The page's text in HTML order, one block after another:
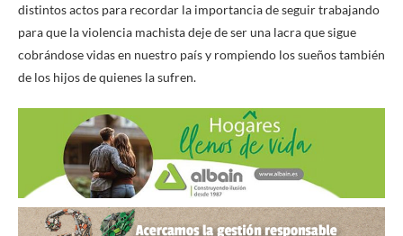
distintos actos para recordar la importancia de seguir trabajando
para que la violencia machista deje de ser una lacra que sigue
cobrándose vidas en nuestro país y rompiendo los sueños también
de los hijos de quienes la sufren.